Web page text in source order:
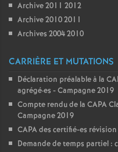
Archive 2011 2012
Archive 2010 2011
Archives 2004 2010
CARRIÈRE ET MUTATIONS
Déclaration préalable à la
agrégé·es - Campagne 2019
Compte rendu de la CAPA
Campagne 2019
CAPA des certifié-es
Demande de temps partiel :